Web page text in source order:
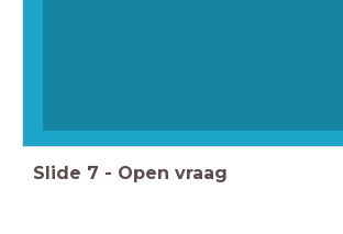
Slide 7 - Open vraag